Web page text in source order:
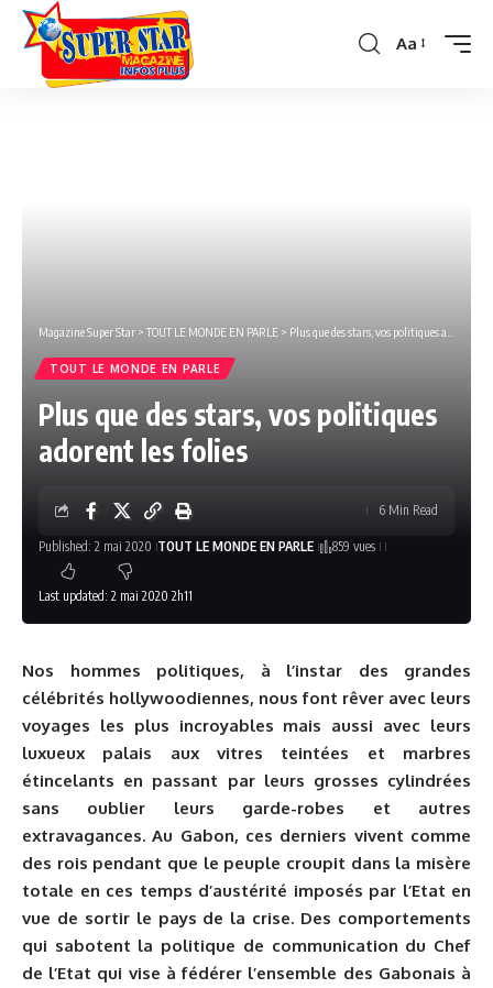
Font
Aa
Magazine Super Star >TOUT LE MONDE EN PARLE > Plus que des stars, vos politiques adorent les folies
TOUT LE MONDE EN PARLE
Plus que des stars, vos politiques
adorent les folies
Last updated: 2 mai 2020 2h11
Published: 2 mai 2020 TOUT LE MONDE EN PARLE 859 vues
6 Min Read
Nos hommes politiques, à l’instar des grandes
célébrités hollywoodiennes, nous font rêver avec leurs
voyages les plus incroyables mais aussi avec leurs
luxueux palais aux vitres teintées et marbres
étincelants en passant par leurs grosses cylindrées
sans oublier leurs garde-robes et autres
extravagances. Au Gabon, ces derniers vivent comme
des rois pendant que le peuple croupit dans la misère
totale en ces temps d’austérité imposés par l’Etat en
vue de sortir le pays de la crise. Des comportements
qui sabotent la politique de communication du Chef
de l’Etat qui vise à fédérer l’ensemble des Gabonais à